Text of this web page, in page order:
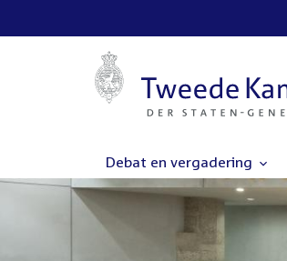
Debat en vergadering